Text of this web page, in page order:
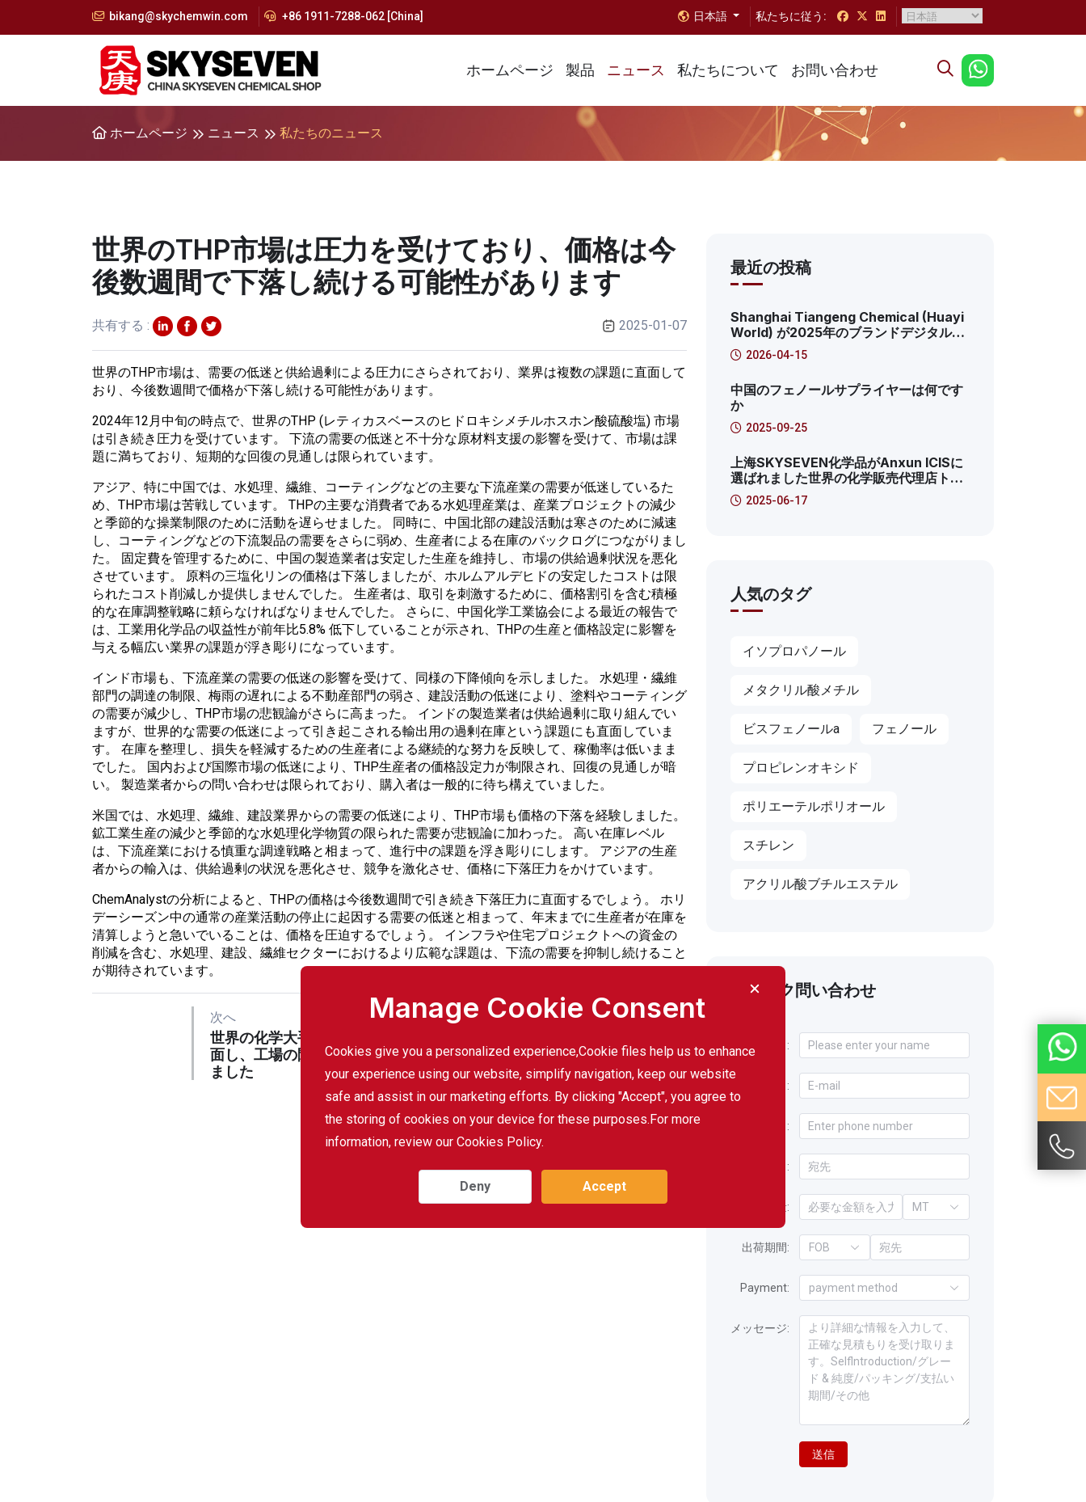
bikang@skychemwin.com +86 1911-7288-062 [China] 日本語 私たちに従う:
ホームページ 製品 ニュース 私たちについて お問い合わせ
Manage Cookie Consent
Cookies give you a personalized experience,Сookie files help us to enhance
your experience using our website, simplify navigation, keep our website
safe and assist in our marketing efforts. By clicking "Accept", you agree to
the storing of cookies on your device for these purposes.For more
information, review our Cookies Policy.
Deny Accept
ホームページ ニュース 私たちのニュース
世界のTHP市場は圧力を受けており、価格は今
後数週間で下落し続ける可能性があります
共有する : 2025-01-07
世界のTHP市場は、需要の低迷と供給過剰による圧力にさらされており、業界は複数の課題に直面して
おり、今後数週間で価格が下落し続ける可能性があります。
2024年12月中旬の時点で、世界のTHP (レティカスベースのヒドロキシメチルホスホン酸硫酸塩) 市場
は引き続き圧力を受けています。 下流の需要の低迷と不十分な原材料支援の影響を受けて、市場は課
題に満ちており、短期的な回復の見通しは限られています。
アジア、特に中国では、水処理、繊維、コーティングなどの主要な下流産業の需要が低迷しているた
め、THP市場は苦戦しています。 THPの主要な消費者である水処理産業は、産業プロジェクトの減少
と季節的な操業制限のために活動を遅らせました。 同時に、中国北部の建設活動は寒さのために減速
し、コーティングなどの下流製品の需要をさらに弱め、生産者による在庫のバックログにつながりまし
た。 固定費を管理するために、中国の製造業者は安定した生産を維持し、市場の供給過剰状況を悪化
させています。 原料の三塩化リンの価格は下落しましたが、ホルムアルデヒドの安定したコストは限
られたコスト削減しか提供しませんでした。 生産者は、取引を刺激するために、価格割引を含む積極
的な在庫調整戦略に頼らなければなりませんでした。 さらに、中国化学工業協会による最近の報告で
は、工業用化学品の収益性が前年比5.8% 低下していることが示され、THPの生産と価格設定に影響を
与える幅広い業界の課題が浮き彫りになっています。
インド市場も、下流産業の需要の低迷の影響を受けて、同様の下降傾向を示しました。 水処理・繊維
部門の調達の制限、梅雨の遅れによる不動産部門の弱さ、建設活動の低迷により、塗料やコーティング
の需要が減少し、THP市場の悲観論がさらに高まった。 インドの製造業者は供給過剰に取り組んでい
ますが、世界的な需要の低迷によって引き起こされる輸出用の過剰在庫という課題にも直面していま
す。 在庫を整理し、損失を軽減するための生産者による継続的な努力を反映して、稼働率は低いまま
でした。 国内および国際市場の低迷により、THP生産者の価格設定力が制限され、回復の見通しが暗
い。 製造業者からの問い合わせは限られており、購入者は一般的に待ち構えていました。
米国では、水処理、繊維、建設業界からの需要の低迷により、THP市場も価格の下落を経験しました。
鉱工業生産の減少と季節的な水処理化学物質の限られた需要が悲観論に加わった。 高い在庫レベル
は、下流産業における慎重な調達戦略と相まって、進行中の課題を浮き彫りにします。 アジアの生産
者からの輸入は、供給過剰の状況を悪化させ、競争を激化させ、価格に下落圧力をかけています。
ChemAnalystの分析によると、THPの価格は今後数週間で引き続き下落圧力に直面するでしょう。 ホリ
デーシーズン中の通常の産業活動の停止に起因する需要の低迷と相まって、年末までに生産者が在庫を
清算しようと急いでいることは、価格を圧迫するでしょう。 インフラや住宅プロジェクトへの資金の
削減を含む、水処理、建設、繊維セクターにおけるより広範な課題は、下流の需要を抑制し続けること
が期待されています。
次へ
世界の化学大手は生存の課題に直
面し、工場の閉鎖と減産を発表し
ました
最近の投稿
Shanghai Tiangeng Chemical (Huayi
World) が2025年のブランドデジタルイ
ノベーション変革サミットを獲得: 2025
年浦東新地域生産インターネットサービ
2026-04-15
中国のフェノールサプライヤーは何です
か
2025-09-25
上海SKYSEVEN化学品がAnxun ICISに
選ばれました世界の化学販売代理店トッ
プ100! これは41番目です!
2025-06-17
人気のタグ
イソプロパノール
メタクリル酸メチル
ビスフェノールa フェノール
プロピレンオキシド
ポリエーテルポリオール
スチレン
アクリル酸ブチルエステル
クイック問い合わせ
Name :
E-mail :
Phone :
プロダクト:
数量: MT
出荷期間: FOB
Payment: payment method
メッセージ:
送信